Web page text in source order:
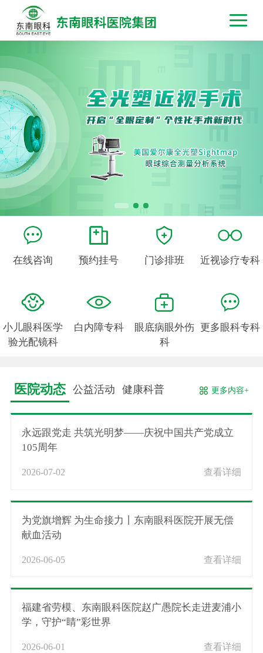
在线咨询 预约挂号 门诊排班 近视诊疗专科
小儿眼科医学
验光配镜科
白内障专科
眼底病眼外伤
科
更多眼科专科
医院动态 公益活动 健康科普 更多内容+
永远跟党走 共筑光明梦——庆祝中国共产党成立
105周年
2026-07-02 查看详细
为党旗增辉 为生命接力丨东南眼科医院开展无偿
献血活动
2026-06-05 查看详细
福建省劳模、东南眼科医院赵广愚院长走进麦浦小
学，守护“睛”彩世界
2026-06-01 查看详细